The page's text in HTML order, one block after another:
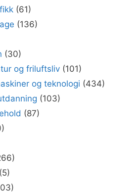
(61)
(136)
(30)
og friluftsliv (101)
og teknologi (434)
(103)
(87)
(5)